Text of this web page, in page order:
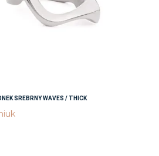
SREBRNY WAVES / THICK